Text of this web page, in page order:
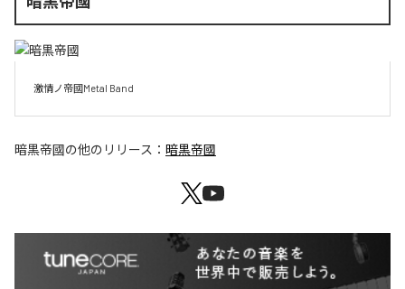
激情ノ帝國Metal Band
暗黒帝國の他のリリース： 暗黒帝國